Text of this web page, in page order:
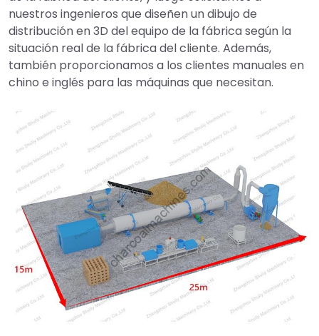
nuestros ingenieros que diseñen un dibujo de
distribución en 3D del equipo de la fábrica según la
situación real de la fábrica del cliente. Además,
también proporcionamos a los clientes manuales en
chino e inglés para las máquinas que necesitan.